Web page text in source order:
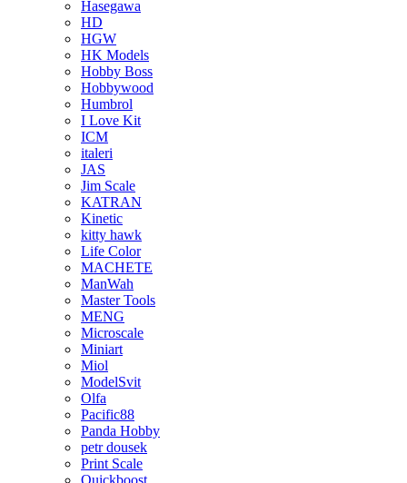
Hasegawa
HD
HGW
HK Models
Hobby Boss
Hobbywood
Humbrol
I Love Kit
ICM
italeri
JAS
Jim Scale
KATRAN
Kinetic
kitty hawk
Life Color
MACHETE
ManWah
Master Tools
MENG
Microscale
Miniart
Miol
ModelSvit
Olfa
Pacific88
Panda Hobby
petr dousek
Print Scale
Quickboost